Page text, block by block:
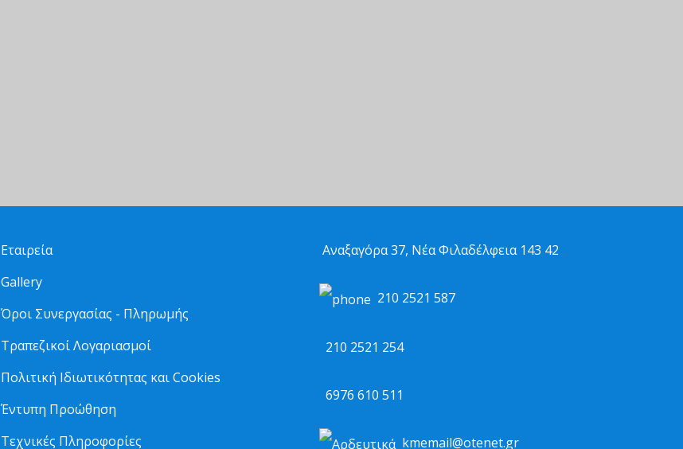
Εταιρεία
Gallery
Όροι Συνεργασίας - Πληρωμής
Τραπεζικοί Λογαριασμοί
Πολιτική Ιδιωτικότητας και Cookies
Έντυπη Προώθηση
Τεχνικές Πληροφορίες
Αναξαγόρα 37, Νέα Φιλαδέλφεια 143 42
210 2521 587
210 2521 254
6976 610 511
kmemail@otenet.gr